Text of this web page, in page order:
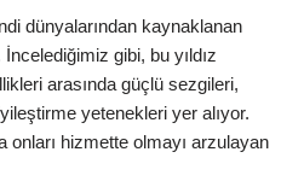
dünyalarından kaynaklanan
gibi, bu yıldız
arasında güçlü sezgileri,
yetenekleri yer alıyor.
onları hizmette olmayı arzulayan